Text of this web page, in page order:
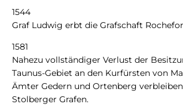
1544
Graf Ludwig erbt die Grafschaft
1581
Nahezu vollständiger Verlust der
Taunus-Gebiet an den Kurfürsten von
Ämter Gedern und Ortenberg
Stolberger Grafen.